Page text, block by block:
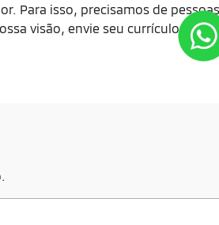
Para isso, precisamos de pessoas
visão, envie seu currículo e